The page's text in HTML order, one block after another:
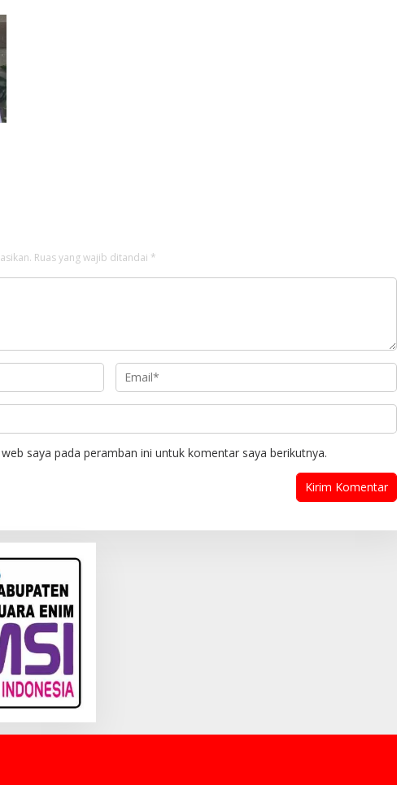
Ruas yang wajib ditandai *
saya pada peramban ini untuk komentar saya berikutnya.